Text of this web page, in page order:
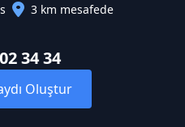
3 km mesafede
34 34
Oluştur